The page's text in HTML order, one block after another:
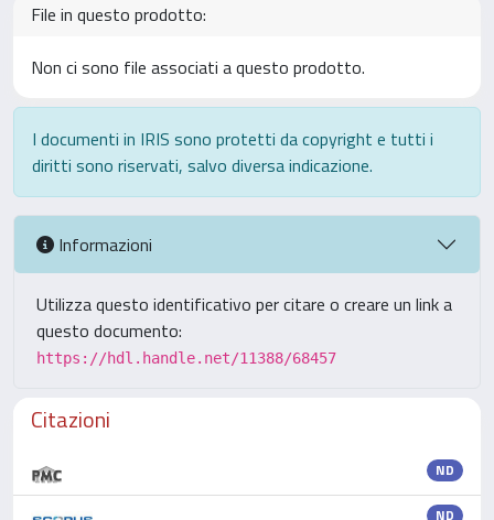
File in questo prodotto:
Non ci sono file associati a questo prodotto.
I documenti in IRIS sono protetti da copyright e tutti i
diritti sono riservati, salvo diversa indicazione.
Informazioni
Utilizza questo identificativo per citare o creare un link a
questo documento:
https://hdl.handle.net/11388/68457
Citazioni
ND
ND